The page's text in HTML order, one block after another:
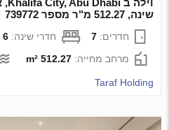
שינה, 512.27 מ"ר מספר 739772
חדרים:7 חדרי שינה:6
מרחב מחייה:512.27 m²
Taraf Holding